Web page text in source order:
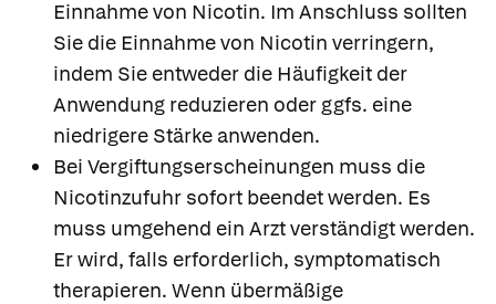
Einnahme von Nicotin. Im Anschluss sollten
Sie die Einnahme von Nicotin verringern,
indem Sie entweder die Häufigkeit der
Anwendung reduzieren oder ggfs. eine
niedrigere Stärke anwenden.
Bei Vergiftungserscheinungen muss die
Nicotinzufuhr sofort beendet werden. Es
muss umgehend ein Arzt verständigt werden.
Er wird, falls erforderlich, symptomatisch
therapieren. Wenn übermäßige